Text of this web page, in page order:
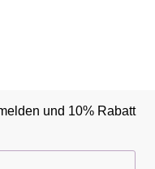
und 10% Rabatt